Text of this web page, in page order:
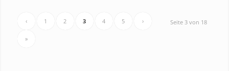
Seite 3 von 18
‹ 1 2 3 4 5 ›
»